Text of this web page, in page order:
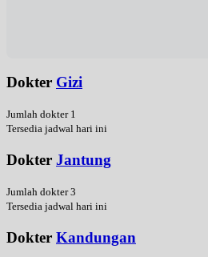
Dokter Gizi
Jumlah dokter 1
Tersedia jadwal hari ini
Dokter Jantung
Jumlah dokter 3
Tersedia jadwal hari ini
Dokter Kandungan